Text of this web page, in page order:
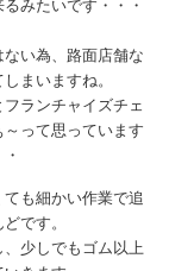
みたいです・・・
い為、路面店舗な
まいますね。
ランチャイズチェ
って思っています
も細かい作業で追
です。
少しでもゴム以上